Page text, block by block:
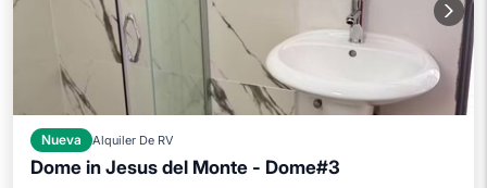
Nueva Alquiler De RV
Dome in Jesus del Monte - Dome#3
Se admiten mascotas
Ropa de cama